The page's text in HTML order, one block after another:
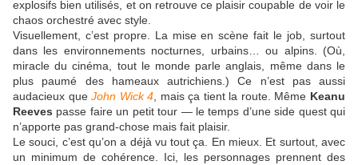
explosifs bien utilisés, et on retrouve ce plaisir coupable de voir le
chaos orchestré avec style.
Visuellement, c’est propre. La mise en scène fait le job, surtout
dans les environnements nocturnes, urbains… ou alpins. (Où,
miracle du cinéma, tout le monde parle anglais, même dans le
plus paumé des hameaux autrichiens.) Ce n’est pas aussi
audacieux queJohn Wick 4 , mais ça tient la route. Même Keanu
Reeves passe faire un petit tour — le temps d’une side quest qui
n’apporte pas grand-chose mais fait plaisir.
Le souci, c’est qu’on a déjà vu tout ça. En mieux. Et surtout, avec
un minimum de cohérence. Ici, les personnages prennent des